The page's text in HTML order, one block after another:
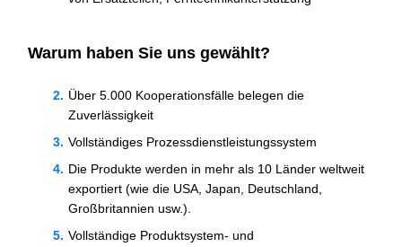
Warum haben Sie uns gewählt?
Über 5.000 Kooperationsfälle belegen die
Zuverlässigkeit
Vollständiges Prozessdienstleistungssystem
Die Produkte werden in mehr als 10 Länder weltweit
exportiert (wie die USA, Japan, Deutschland,
Großbritannien usw.).
Vollständige Produktsystem- und